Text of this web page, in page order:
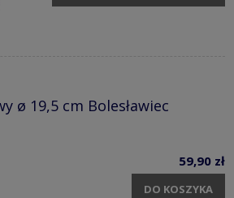
ø 19,5 cm Bolesławiec
59,90 zł
DO KOSZYKA